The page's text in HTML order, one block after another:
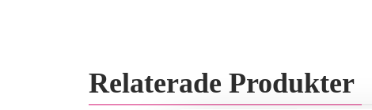
Relaterade Produkter